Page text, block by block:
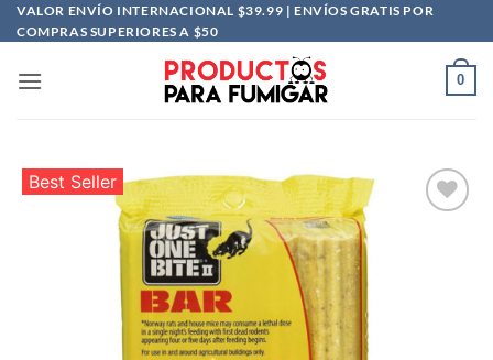
Saltar
al
VALOR ENVÍO INTERNACIONAL $39.99 | ENVÍOS GRATIS POR
COMPRAS SUPERIORES A $50
0
Best Seller